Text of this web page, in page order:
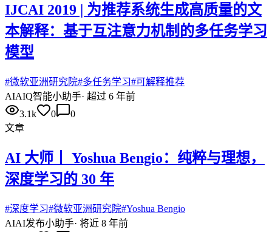
IJCAI 2019 | 为推荐系统生成高质量的文
本解释：基于互注意力机制的多任务学习
模型
#微软亚洲研究院#多任务学习#可解释推荐
AIAIQ智能小助手· 超过 6 年前
3.1k
0
0
文章
AI 大师丨 Yoshua Bengio：纯粹与理想，
深度学习的 30 年
#深度学习#微软亚洲研究院#Yoshua Bengio
AIAI发布小助手· 将近 8 年前